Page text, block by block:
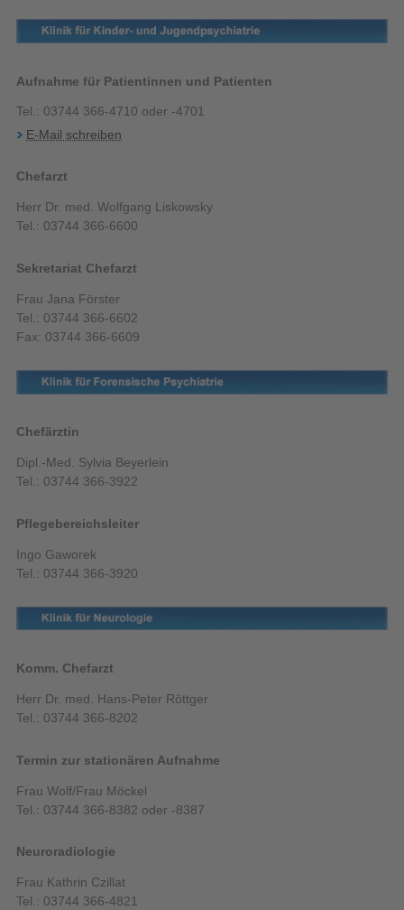
Aufnahme für Patientinnen und Patienten
Tel.: 03744 366-4710 oder -4701
E-Mail schreiben
Chefarzt
Herr Dr. med. Wolfgang Liskowsky
Tel.: 03744 366-6600
Sekretariat Chefarzt
Frau Jana Förster
Tel.: 03744 366-6602
Fax: 03744 366-6609
Chefärztin
Dipl.-Med. Sylvia Beyerlein
Tel.: 03744 366-3922
Pflegebereichsleiter
Ingo Gaworek
Tel.: 03744 366-3920
Komm. Chefarzt
Herr Dr. med. Hans-Peter Röttger
Tel.: 03744 366-8202
Termin zur stationären Aufnahme
Frau Wolf/Frau Möckel
Tel.: 03744 366-8382 oder -8387
Neuroradiologie
Frau Kathrin Czillat
Tel.: 03744 366-4821